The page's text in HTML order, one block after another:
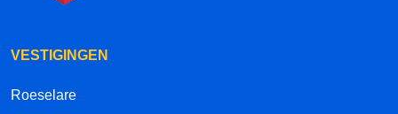
VESTIGINGEN
Roeselare